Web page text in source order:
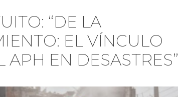
“DE LA
EL VÍNCULO
EN DESASTRES”